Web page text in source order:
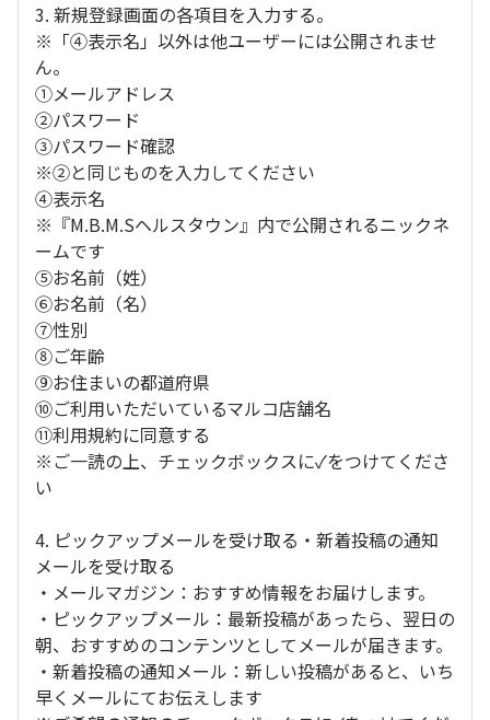
3. 新規登録画面の各項目を入力する。
※「④表示名」以外は他ユーザーには公開されませ
ん。
①メールアドレス
②パスワード
③パスワード確認
※②と同じものを入力してください
④表示名
※『M.B.M.Sヘルスタウン』内で公開されるニックネ
ームです
⑤お名前（姓）
⑥お名前（名）
⑦性別
⑧ご年齢
⑨お住まいの都道府県
⑩ご利用いただいているマルコ店舗名
⑪利用規約に同意する
※ご一読の上、チェックボックスに✓をつけてくださ
い
4. ピックアップメールを受け取る・新着投稿の通知
メールを受け取る
・メールマガジン：おすすめ情報をお届けします。
・ピックアップメール：最新投稿があったら、翌日の
朝、おすすめのコンテンツとしてメールが届きます。
・新着投稿の通知メール：新しい投稿があると、いち
早くメールにてお伝えします